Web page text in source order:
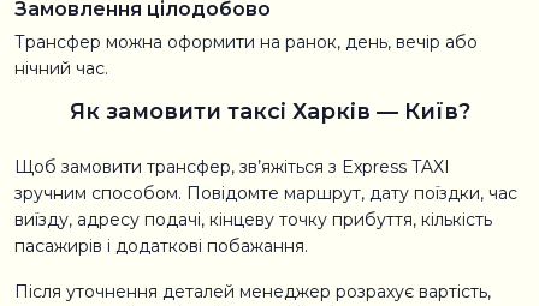
Замовлення цілодобово
Трансфер можна оформити на ранок, день, вечір або
нічний час.
Як замовити таксі Харків — Київ?
Щоб замовити трансфер, зв’яжіться з Express TAXI
зручним способом. Повідомте маршрут, дату поїздки, час
виїзду, адресу подачі, кінцеву точку прибуття, кількість
пасажирів і додаткові побажання.
Після уточнення деталей менеджер розрахує вартість,